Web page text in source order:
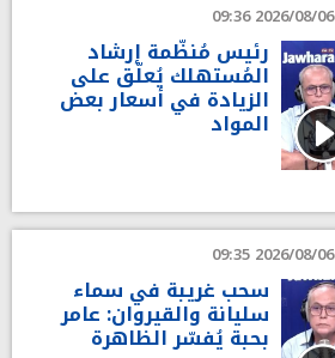
2026/08/06 09:36
رئيس مُنظّمة إرشاد
المُستهلك يُعلّق على
الزيادة في أسعار بعض
المواد
2026/08/06 09:35
سحب غريبة في سماء
سليانة والقيروان: عامر
بحبة يُفسّر الظاهرة